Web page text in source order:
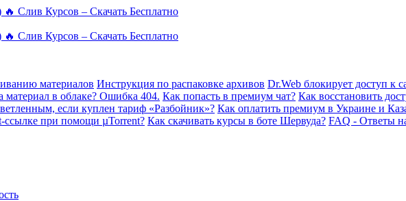
материалов Инструкция по распаковке архивов Dr.Web блокирует доступ к
материал в облаке? Ошибка 404. Как попасть в премиум чат? Как восстановить
если куплен тариф «Разбойник»? Как оплатить премиум в Украине и
ссылке при помощи µTorrent? Как скачивать курсы в боте Шервуда? FAQ - Ответы